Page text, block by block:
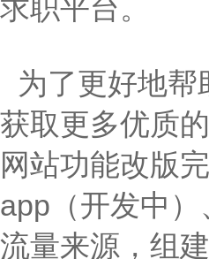
求职平台。
为了更好地
获取更多优质
网站功能改版
app（开发中
流量来源，组